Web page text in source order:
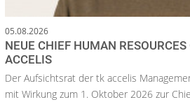
05.08.2026
NEUE CHIEF HUMAN
ACCELIS
Der Aufsichtsrat der tk accelis
mit Wirkung zum 1. Oktober 2026 zur